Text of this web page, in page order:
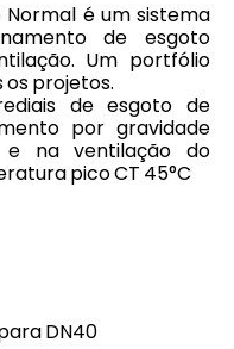
Normal é um sistema
de esgoto
Um portfólio
projetos.
de esgoto de
por gravidade
e na ventilação do
pico CT 45°C
DN40